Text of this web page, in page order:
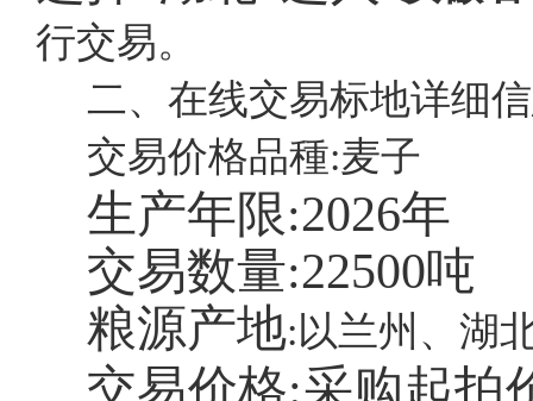
行交易。
二、在线交易标地详细
交易价格品種:麦子
生产年限:2026年
交易数量:22500吨
粮源产地:以兰州、湖
交易价格:采购起拍